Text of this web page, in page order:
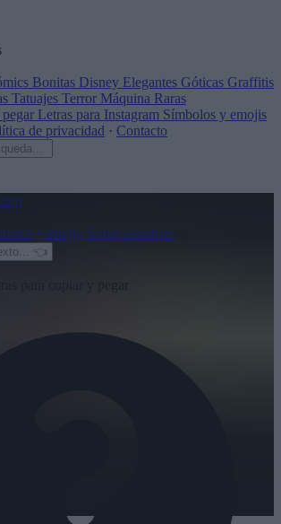
Bonitas Disney Elegantes Góticas Graffitis
Tatuajes Terror Máquina Raras
Letras para Instagram Símbolos y emojis
de privacidad · Contacto
y emojis Sobre nosotros